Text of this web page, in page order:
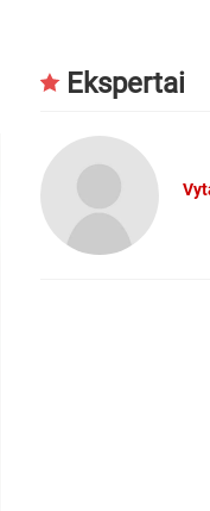
Ekspertai